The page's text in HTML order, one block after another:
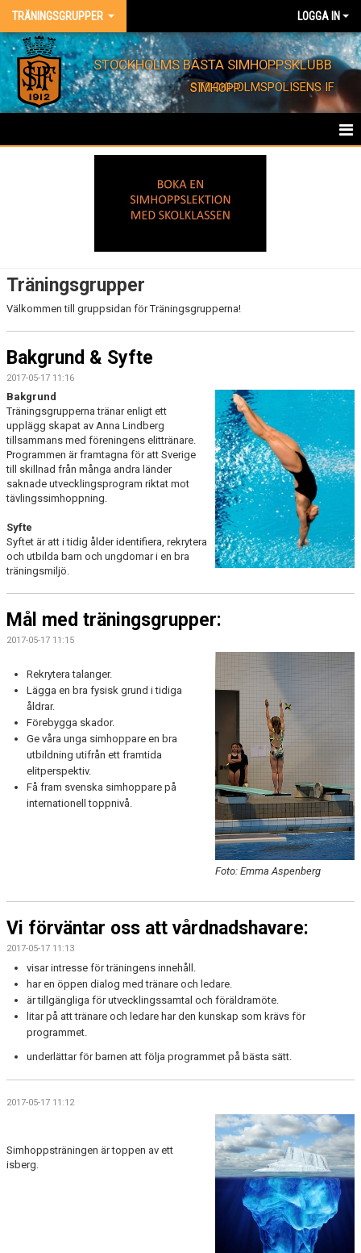
TRÄNINGSGRUPPER LOGGA IN
STOCKHOLMS BÄSTA SIMHOPPSKLUBB
STOCKHOLMSPOLISENS IF SIMHOPP
Träningsgrupper
Välkommen till gruppsidan för Träningsgrupperna!
Bakgrund & Syfte
2017-05-17 11:16
Bakgrund
Träningsgrupperna tränar enligt ett
upplägg skapat av Anna Lindberg
tillsammans med föreningens elittränare.
Programmen är framtagna för att Sverige
till skillnad från många andra länder
saknade utvecklingsprogram riktat mot
tävlingssimhoppning.
Syfte
Syftet är att i tidig ålder identifiera, rekrytera
och utbilda barn och ungdomar i en bra
träningsmiljö.
Mål med träningsgrupper:
2017-05-17 11:15
Foto: Emma Aspenberg
Rekrytera talanger.
Lägga en bra fysisk grund i tidiga
åldrar.
Förebygga skador.
Ge våra unga simhoppare en bra
utbildning utifrån ett framtida
elitperspektiv.
Få fram svenska simhoppare på
internationell toppnivå.
Vi förväntar oss att vårdnadshavare:
2017-05-17 11:13
visar intresse för träningens innehåll.
har en öppen dialog med tränare och ledare.
är tillgängliga för utvecklingssamtal och föräldramöte.
litar på att tränare och ledare har den kunskap som krävs för
programmet.
underlättar för barnen att följa programmet på bästa sätt.
2017-05-17 11:12
Simhoppsträningen är toppen av ett
isberg.